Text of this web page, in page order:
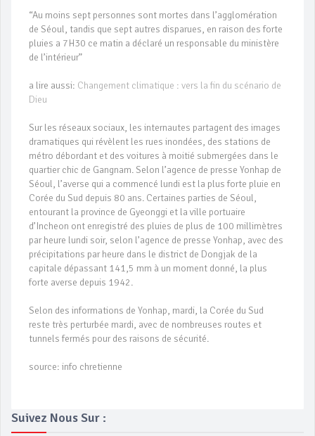
“Au moins sept personnes sont mortes dans l’agglomération
de Séoul, tandis que sept autres disparues, en raison des forte
pluies a 7H30 ce matin a déclaré un responsable du ministère
de l’intérieur”
a lire aussi: Changement climatique : vers la fin du scénario de
Dieu
Sur les réseaux sociaux, les internautes partagent des images
dramatiques qui révèlent les rues inondées, ​​des stations de
métro débordant et des voitures à moitié submergées dans le
quartier chic de Gangnam. Selon l’agence de presse Yonhap de
Séoul, l’averse qui a commencé lundi est la plus forte pluie en
Corée du Sud depuis 80 ans. Certaines parties de Séoul,
entourant la province de Gyeonggi et la ville portuaire
d’Incheon ont enregistré des pluies de plus de 100 millimètres
par heure lundi soir, selon l’agence de presse Yonhap, avec des
précipitations par heure dans le district de Dongjak de la
capitale dépassant 141,5 mm à un moment donné, la plus
forte averse depuis 1942.
Selon des informations de Yonhap, mardi, la Corée du Sud
reste très perturbée mardi, avec de nombreuses routes et
tunnels fermés pour des raisons de sécurité.
source: info chretienne
Suivez Nous Sur :